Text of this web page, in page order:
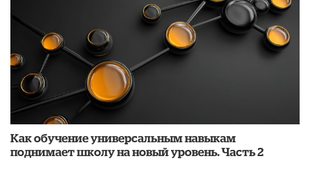
​Как обучение универсальным навыкам
поднимает школу на новый уровень. Часть 2